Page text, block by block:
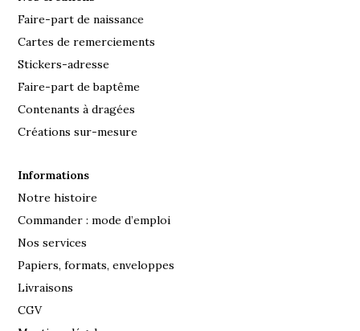
Faire-part de naissance
Cartes de remerciements
Stickers-adresse
Faire-part de baptême
Contenants à dragées
Créations sur-mesure
Informations
Notre histoire
Commander : mode d’emploi
Nos services
Papiers, formats, enveloppes
Livraisons
CGV